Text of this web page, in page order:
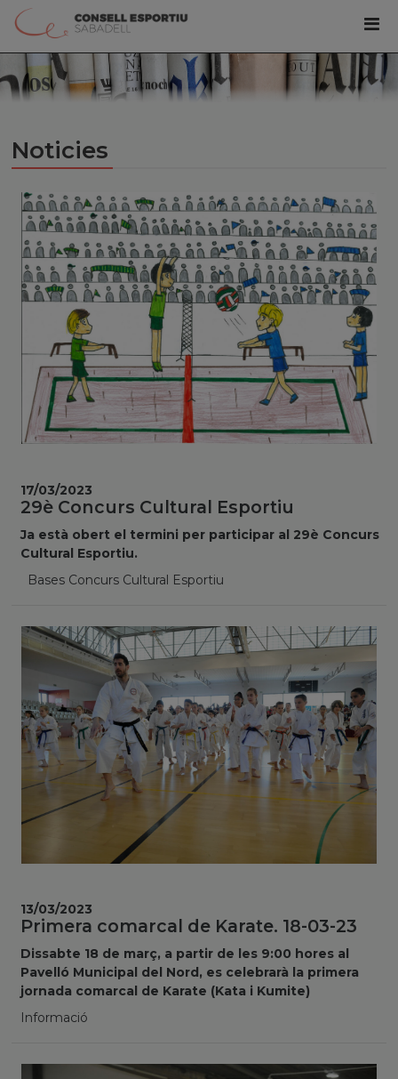
Noticies
29è Concurs Cultural Esportiu
Ja està obert el termini per participar al 29è Concurs
Cultural Esportiu.
Bases Concurs Cultural Esportiu
17/03/2023
Primera comarcal de Karate. 18-03-23
Dissabte 18 de març, a partir de les 9:00 hores al
Pavelló Municipal del Nord, es celebrarà la primera
jornada comarcal de Karate (Kata i Kumite)
Informació
13/03/2023